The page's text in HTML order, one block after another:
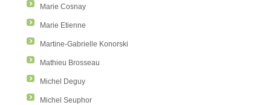
Marie Cosnay
Marie Etienne
Martine-Gabrielle Konorski
Mathieu Brosseau
Michel Deguy
Michel Seuphor